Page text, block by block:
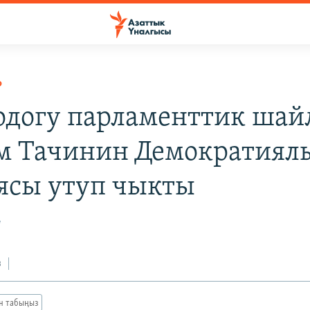
парламенттик
Тачинин
утуп чыкты
табыңыз